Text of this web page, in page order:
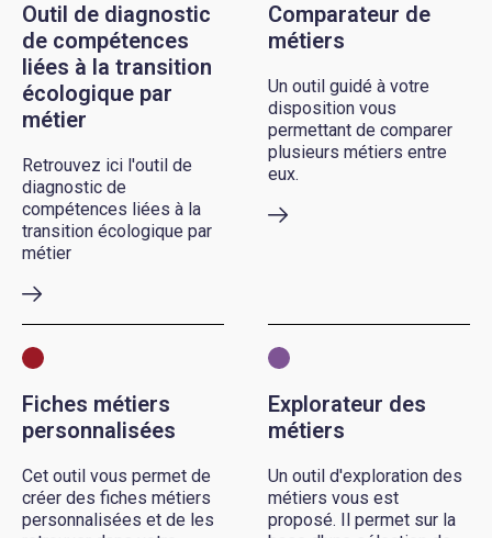
Outil de diagnostic
de compétences
liées à la transition
écologique par
métier
Retrouvez ici l'outil de
diagnostic de
compétences liées à la
transition écologique par
métier
Comparateur de
métiers
Un outil guidé à votre
disposition vous
permettant de comparer
plusieurs métiers entre
eux.
Fiches métiers
personnalisées
Cet outil vous permet de
créer des fiches métiers
personnalisées et de les
Explorateur des
métiers
Un outil d'exploration des
métiers vous est
proposé. Il permet sur la